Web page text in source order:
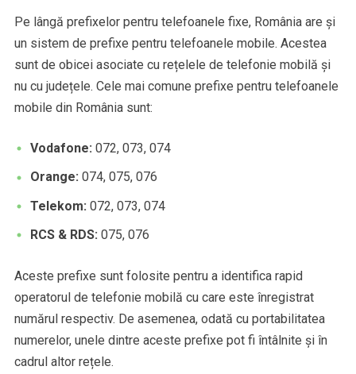
Pe lângă prefixelor pentru telefoanele fixe, România are și
un sistem de prefixe pentru telefoanele mobile. Acestea
sunt de obicei asociate cu rețelele de telefonie mobilă și
nu cu județele. Cele mai comune prefixe pentru telefoanele
mobile din România sunt:
Vodafone: 072, 073, 074
Orange: 074, 075, 076
Telekom: 072, 073, 074
RCS & RDS: 075, 076
Aceste prefixe sunt folosite pentru a identifica rapid
operatorul de telefonie mobilă cu care este înregistrat
numărul respectiv. De asemenea, odată cu portabilitatea
numerelor, unele dintre aceste prefixe pot fi întâlnite și în
cadrul altor rețele.